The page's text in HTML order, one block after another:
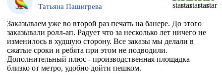
Татьяна Пашигрева
Заказываем уже во второй раз печать на банере. До этого
заказывали ролл-ап. Радует что за несколько лет ничего не
изменилось в худшую сторону. Все заказы мы делали в
сжатые сроки и ребята при этом не подводили.
Дополнительный плюс - производственная площадка
близко от метро, удобно дойти пешком.